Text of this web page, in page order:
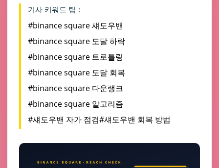
기사 키워드 팁：
#binance square 섀도우밴
#binance square 도달 하락
#binance square 트로틀링
#binance square 도달 회복
#binance square 다운랭크
#binance square 알고리즘
#섀도우밴 자가 점검#섀도우밴 회복 방법